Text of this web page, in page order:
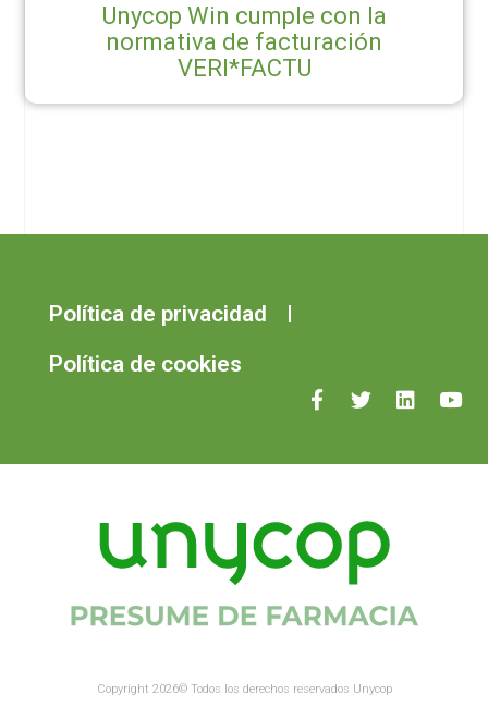
Unycop Win cumple con la
normativa de facturación
VERI*FACTU
Política de privacidad
Política de cookies
Copyright 2026© Todos los derechos reservados Unycop